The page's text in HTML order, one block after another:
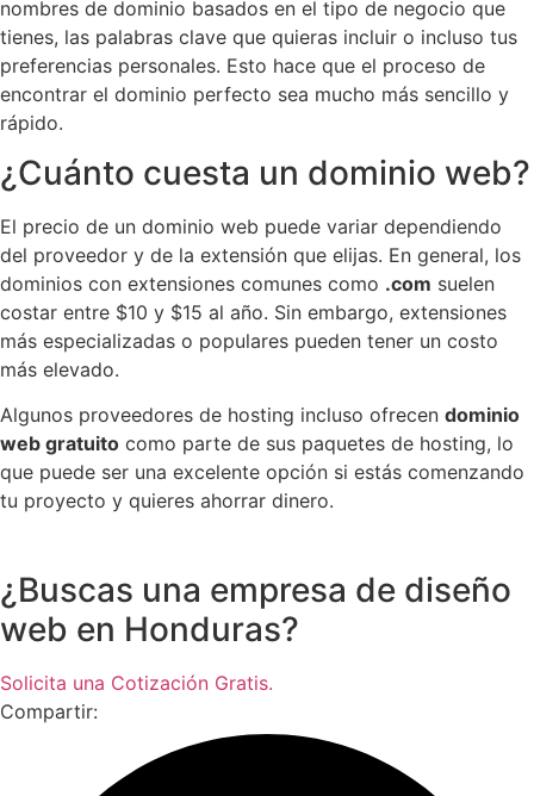
nombres de dominio basados en el tipo de negocio que
tienes, las palabras clave que quieras incluir o incluso tus
preferencias personales. Esto hace que el proceso de
encontrar el dominio perfecto sea mucho más sencillo y
rápido.
¿Cuánto cuesta un dominio web?
El precio de un dominio web puede variar dependiendo
del proveedor y de la extensión que elijas. En general, los
dominios con extensiones comunes como .com suelen
costar entre $10 y $15 al año. Sin embargo, extensiones
más especializadas o populares pueden tener un costo
más elevado.
Algunos proveedores de hosting incluso ofrecen dominio
web gratuito como parte de sus paquetes de hosting, lo
que puede ser una excelente opción si estás comenzando
tu proyecto y quieres ahorrar dinero.
¿Buscas una empresa de diseño
web en Honduras?
Solicita una Cotización Gratis.
Compartir: